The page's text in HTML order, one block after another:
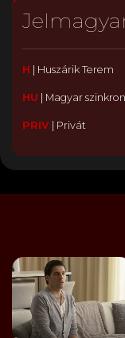
H Huszárik Terem
HU Magyar
PRIV| Privát